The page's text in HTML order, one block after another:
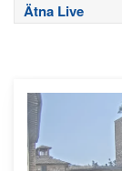
Ätna Live